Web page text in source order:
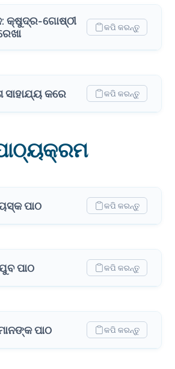
କ୍ଷୁଦ୍ର-ଗୋଷ୍ଠୀ
କପି କରନ୍ତୁ
କରେ କପି କରନ୍ତୁ
ପାଠ କପି କରନ୍ତୁ
ପାଠ କପି କରନ୍ତୁ
ପାଠ କପି କରନ୍ତୁ